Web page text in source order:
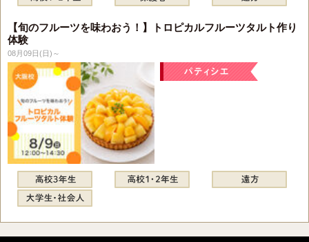
【旬のフルーツを味わおう！】トロピカルフルーツタルト作り
体験
08月09日(日)～